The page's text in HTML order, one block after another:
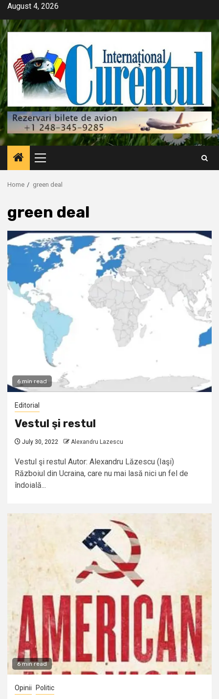
Skip
content
August 4, 2026
Primary
Menu
Home green deal
green deal
6 min read
Editorial
Vestul şi restul
July 30, 2022 Alexandru Lazescu
Vestul şi restul Autor: Alexandru Lăzescu (Iaşi)
Războiul din Ucraina, care nu mai lasă nici un fel de
îndoială...
6 min read
Opinii Politic